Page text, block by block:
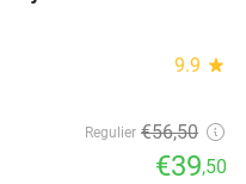
9.9 star
Regulier €56,50
€39,50